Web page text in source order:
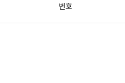
번호